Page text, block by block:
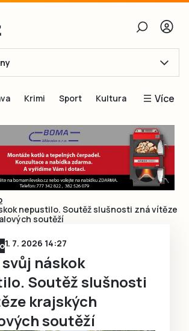
Obnovit heslo
Přihlásit se
Přihlásit se přes Facebook
účet, chci se
Krimi Sport Kultura Více
Blogy
Inspirace
Čtenáři píší
Speciální přílohy
nepustilo. Soutěž slušnosti zná vítěze
soutěží
1. 7. 2026 14:27
náskok
Soutěž slušnosti
krajských
soutěží